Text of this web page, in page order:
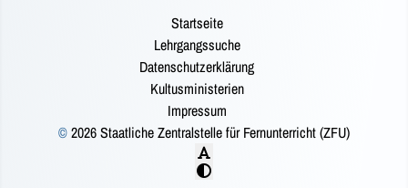
Startseite
Lehrgangssuche
Datenschutzerklärung
Kultusministerien
Impressum
©2026 Staatliche Zentralstelle für Fernunterricht (ZFU)